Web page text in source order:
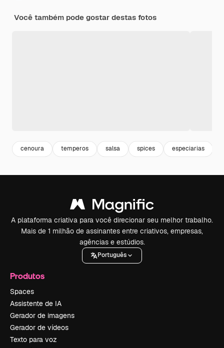
Você também pode gostar destas fotos
cenoura temperos salsa spices especiarias
A plataforma criativa para você direcionar seu melhor trabalho.
Mais de 1 milhão de assinantes entre criativos, empresas,
agências e estúdios.
Português
Produtos
Spaces
Assistente de IA
Gerador de imagens
Gerador de vídeos
Texto para voz